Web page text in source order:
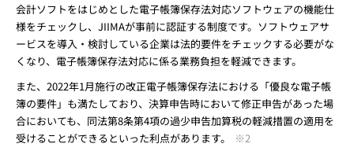
会計ソフトをはじめとした電子帳簿保存法対応ソフトウェアの機能仕
様をチェックし、JIIMAが事前に認証する制度です。ソフトウェアサ
ービスを導入・検討している企業は法的要件をチェックする必要がな
くなり、電子帳簿保存法対応に係る業務負担を軽減できます。
また、2022年1月施行の改正電子帳簿保存法における「優良な電子帳
簿の要件」も満たしており、決算申告時において修正申告があった場
合においても、同法第8条第4項の過少申告加算税の軽減措置の適用を
受けることができるといった利点があります。
※2